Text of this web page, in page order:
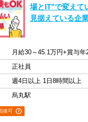
場とIT"で変えて
見据えている企
正社員
週4日以上 1日8時間以上
烏丸駅
接可